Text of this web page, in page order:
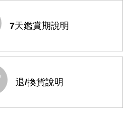
7天鑑賞期說明
退/換貨說明